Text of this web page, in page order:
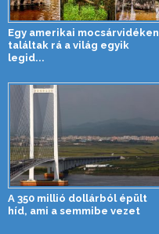
Egy amerikai mocsárvidéken
találtak rá a világ egyik
legid...
A 350 millió dollárból épült
híd, ami a semmibe vezet